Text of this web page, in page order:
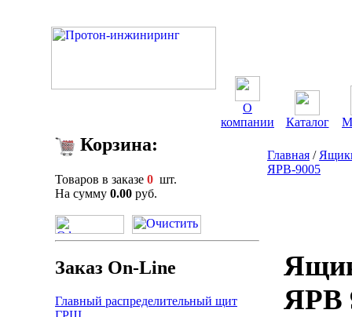
О
компании
Каталог
Корзина:
Товаров в заказе 0 шт.
На сумму 0.00 руб.
Заказ On-Line
Главный распределительный щит
Главная /
ЯРВ-9005
ЯРВ